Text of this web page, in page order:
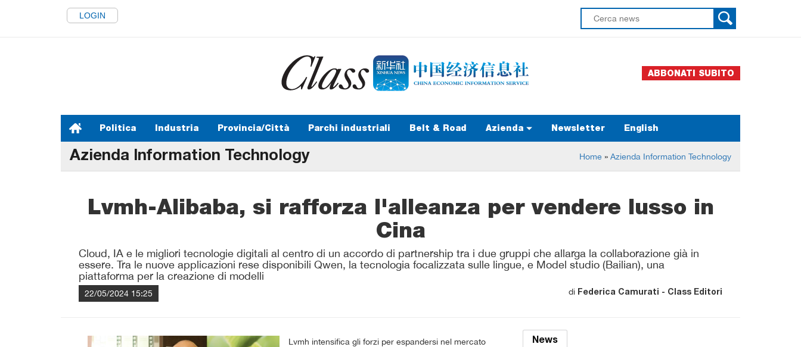
LOGIN
ABBONATI SUBITO
Politica Industria Provincia/Città Parchi industriali Belt & Road Azienda Newsletter English
Azienda Information Technology Home » Azienda Information Technology
Lvmh-Alibaba, si rafforza l'alleanza per vendere lusso in
Cina
Cloud, IA e le migliori tecnologie digitali al centro di un accordo di partnership tra i due gruppi che allarga la collaborazione già in
essere. Tra le nuove applicazioni rese disponibili Qwen, la tecnologia focalizzata sulle lingue, e Model studio (Bailian), una
piattaforma per la creazione di modelli
22/05/2024 15:25 di Federica Camurati - Class Editori
Lvmh intensifica gli forzi per espandersi nel mercato
News